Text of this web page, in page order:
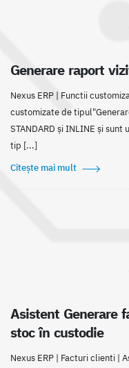
Generare raport
Nexus ERP | Functii
customizate de
STANDARD și INLINE și
tip [...]
Citește mai mult
Asistent Generare
stoc în custodie
Nexus ERP | Facturi clienti |